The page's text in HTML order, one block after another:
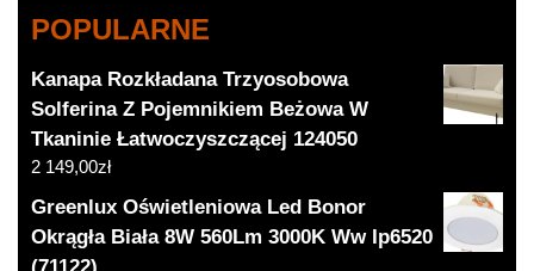
POPULARNE
Kanapa Rozkładana Trzyosobowa
Solferina Z Pojemnikiem Beżowa W
Tkaninie Łatwoczyszczącej 124050
2 149,00zł
Greenlux Oświetleniowa Led Bonor
Okrągła Biała 8W 560Lm 3000K Ww Ip6520